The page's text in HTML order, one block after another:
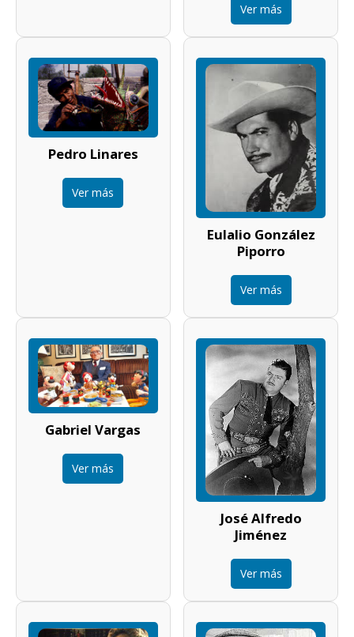
Ver más
Pedro Linares
Ver más
Eulalio González
Piporro
Ver más
Gabriel Vargas
Ver más
José Alfredo
Jiménez
Ver más